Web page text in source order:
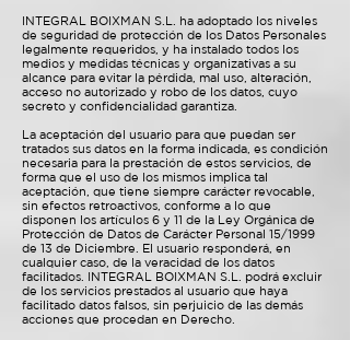
INTEGRAL BOIXMAN S.L. ha adoptado los niveles
de seguridad de protección de los Datos Personales
legalmente requeridos, y ha instalado todos los
medios y medidas técnicas y organizativas a su
alcance para evitar la pérdida, mal uso, alteración,
acceso no autorizado y robo de los datos, cuyo
secreto y confidencialidad garantiza.
La aceptación del usuario para que puedan ser
tratados sus datos en la forma indicada, es condición
necesaria para la prestación de estos servicios, de
forma que el uso de los mismos implica tal
aceptación, que tiene siempre carácter revocable,
sin efectos retroactivos, conforme a lo que
disponen los artículos 6 y 11 de la Ley Orgánica de
Protección de Datos de Carácter Personal 15/1999
de 13 de Diciembre. El usuario responderá, en
cualquier caso, de la veracidad de los datos
facilitados. INTEGRAL BOIXMAN S.L. podrá excluir
de los servicios prestados al usuario que haya
facilitado datos falsos, sin perjuicio de las demás
acciones que procedan en Derecho.